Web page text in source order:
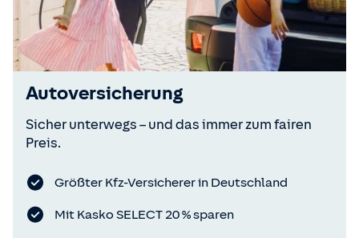
Autoversicherung
Sicher unterwegs – und das immer zum fairen
Preis.
Größter Kfz-Versicherer in Deutschland
Mit Kasko SELECT 20 % sparen